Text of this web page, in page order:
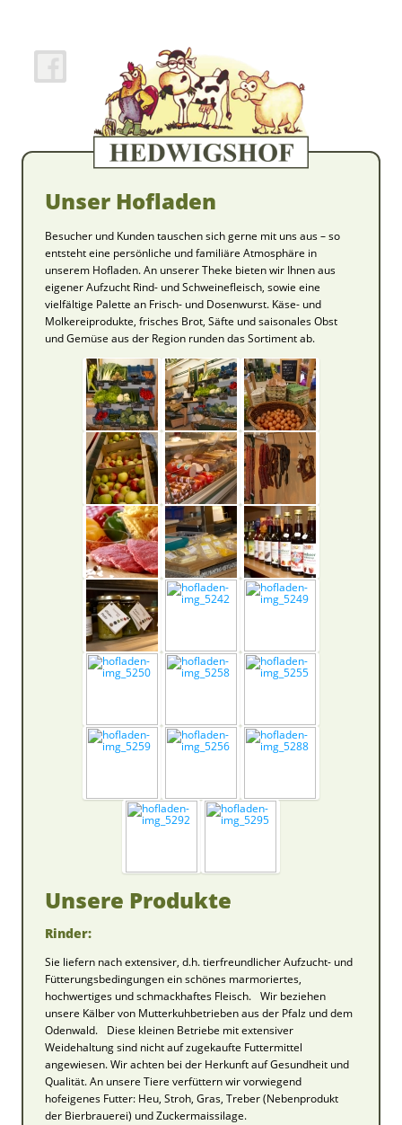
Unser Hofladen
Besucher und Kunden tauschen sich gerne mit uns aus – so
entsteht eine persönliche und familiäre Atmosphäre in
unserem Hofladen. An unserer Theke bieten wir Ihnen aus
eigener Aufzucht Rind- und Schweinefleisch, sowie eine
vielfältige Palette an Frisch- und Dosenwurst. Käse- und
Molkereiprodukte, frisches Brot, Säfte und saisonales Obst
und Gemüse aus der Region runden das Sortiment ab.
Unsere Produkte
Rinder:
Sie liefern nach extensiver, d.h. tierfreundlicher Aufzucht- und
Fütterungsbedingungen ein schönes marmoriertes,
hochwertiges und schmackhaftes Fleisch. Wir beziehen
unsere Kälber von Mutterkuhbetrieben aus der Pfalz und dem
Odenwald. Diese kleinen Betriebe mit extensiver
Weidehaltung sind nicht auf zugekaufte Futtermittel
angewiesen. Wir achten bei der Herkunft auf Gesundheit und
Qualität. An unsere Tiere verfüttern wir vorwiegend
hofeigenes Futter: Heu, Stroh, Gras, Treber (Nebenprodukt
der Bierbrauerei) und Zuckermaissilage.